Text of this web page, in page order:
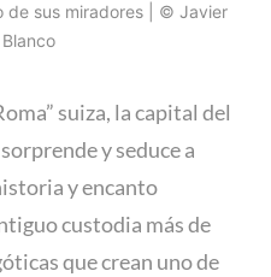
de sus miradores | © Javier
suiza, la capital del
y seduce a
y encanto
custodia más de
que crean uno de